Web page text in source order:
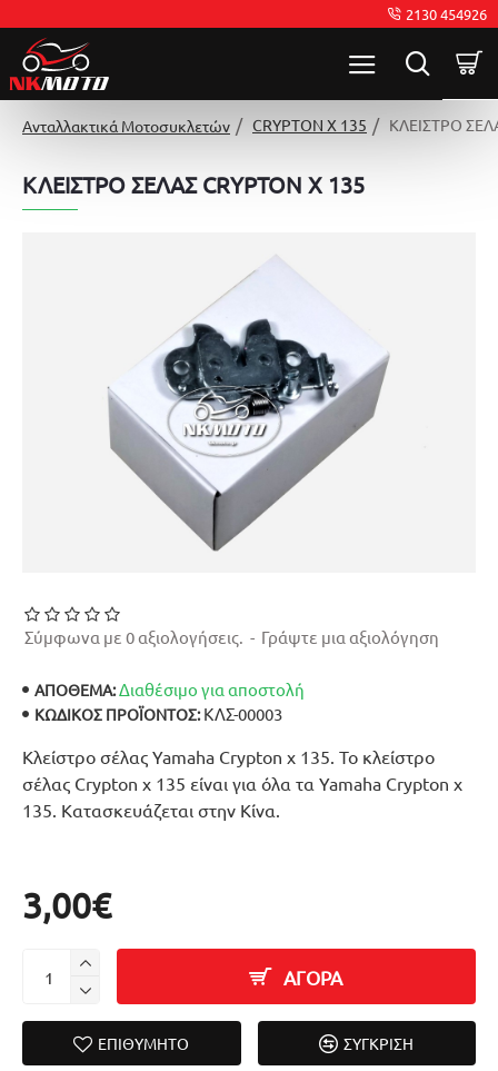
2130 454926
Ανταλλακτικά Μοτοσυκλετών CRYPTON X 135 ΚΛΕΙΣΤΡΟ
ΚΛΕΙΣΤΡΟ ΣΕΛΑΣ CRYPTON X 135
Κλείστρο σέλας Yamaha Crypton x 135. Το κλείστρο
σέλας Crypton x 135 είναι για όλα τα Yamaha Crypton x
135. Κατασκευάζεται στην Κίνα.
ΑΠΟΘΕΜΑ:Διαθέσιμο για αποστολή
ΚΩΔΙΚΌΣ ΠΡΟΪΌΝΤΟΣ: ΚΛΣ-00003
Σύμφωνα με 0 αξιολογήσεις. - Γράψτε μια αξιολόγηση
3,00€
ΑΓΟΡΑ
ΕΠΙΘΥΜΗΤΌ ΣΎΓΚΡΙΣΗ